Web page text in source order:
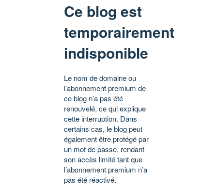
Ce blog est
temporairement
indisponible
Le nom de domaine ou
l’abonnement premium de
ce blog n’a pas été
renouvelé, ce qui explique
cette interruption. Dans
certains cas, le blog peut
également être protégé par
un mot de passe, rendant
son accès limité tant que
l’abonnement premium n’a
pas été réactivé.